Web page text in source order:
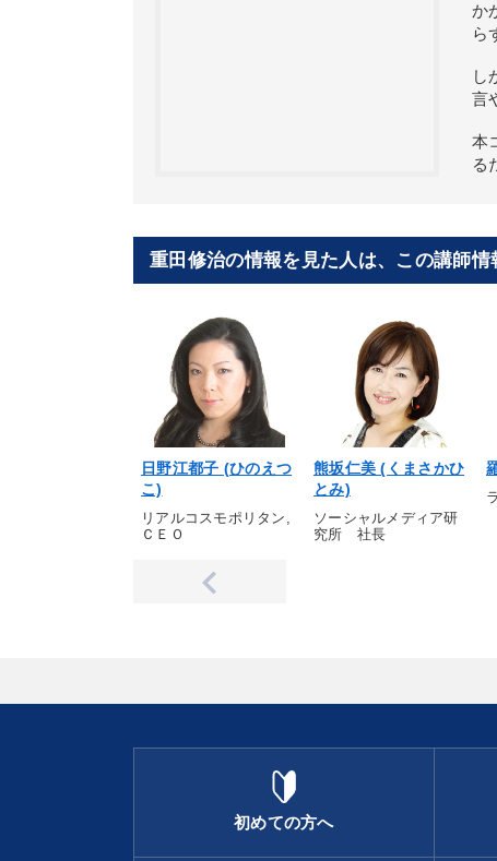
か
ら
し
言
本
る
重田修治の情報を見た人は、この講師情
日野江都子 (ひのえつ
こ)
リアルコスモポリタン,
ＣＥＯ
熊坂仁美 (くまさかひ
とみ)
ソーシャルメディア研
究所 社長
初めての方へ